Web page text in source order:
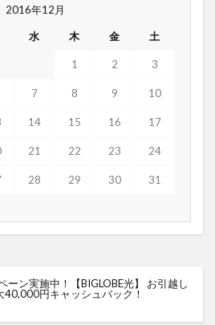
2016年12月
水 木 金 土
1 2 3
7 8 9 10
14 15 16 17
21 22 23 24
28 29 30
31
ン実施中！【BIGLOBE光】
お引越し
円キャッシュバック！